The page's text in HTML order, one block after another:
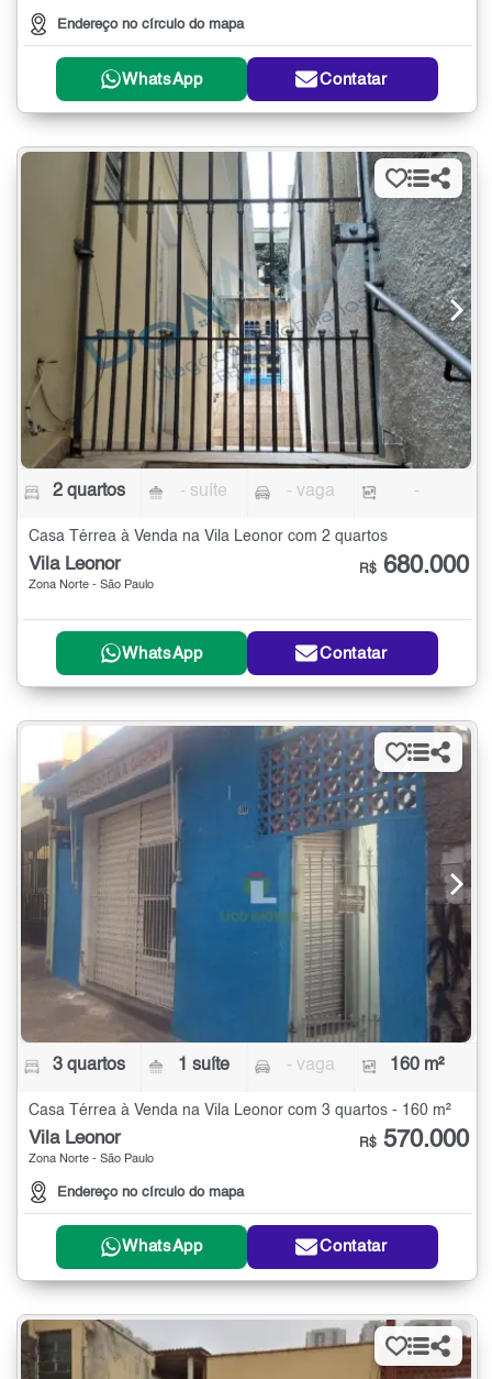
Endereço no círculo do mapa
WhatsApp Contatar
2 quartos - suíte - vaga -
Casa Térrea à Venda na Vila Leonor com 2 quartos
Vila Leonor
Zona Norte - São Paulo
R$ 680.000
WhatsApp Contatar
3 quartos 1 suíte - vaga 160 m²
Casa Térrea à Venda na Vila Leonor com 3 quartos - 160 m²
Vila Leonor
Zona Norte - São Paulo
Endereço no círculo do mapa
R$ 570.000
WhatsApp Contatar